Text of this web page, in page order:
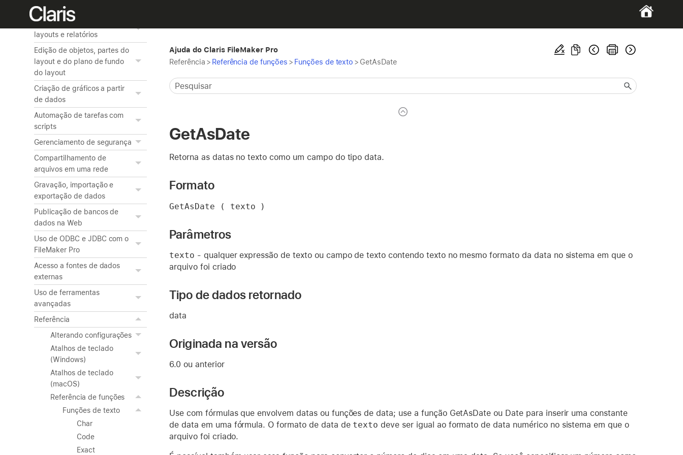
relacionadas
Criação e gerenciamento de
layouts e relatórios
Edição de objetos, partes do
layout e do plano de fundo
do layout
Criação de gráficos a partir
de dados
Automação de tarefas com
scripts
Gerenciamento de segurança
Compartilhamento de
arquivos em uma rede
Gravação, importação e
exportação de dados
Publicação de bancos de
dados na Web
Uso de ODBC e JDBC com o
FileMaker Pro
Acesso a fontes de dados
externas
Uso de ferramentas
avançadas
Referência
Alterando configurações
Atalhos de teclado
(Windows)
Atalhos de teclado
(macOS)
Referência de funções
Funções de texto
Char
Code
Exact
Ajuda do Claris FileMaker Pro
Referência > Referência de funções > Funções de texto > GetAsDate
GetAsDate
Retorna as datas no texto como um campo do tipo data.
Formato
GetAsDate ( texto )
Parâmetros
texto - qualquer expressão de texto ou campo de texto contendo texto no mesmo formato da data no sistema em que o
arquivo foi criado
Tipo de dados retornado
data
Originada na versão
6.0 ou anterior
Descrição
Use com fórmulas que envolvem datas ou funções de data; use a função GetAsDate ou Date para inserir uma constante
de data em uma fórmula. O formato de data de texto deve ser igual ao formato de data numérico no sistema em que o
arquivo foi criado.